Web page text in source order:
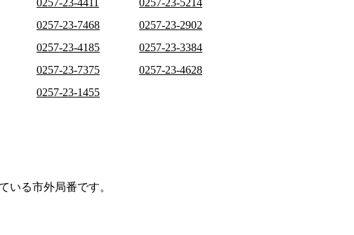
0257-23-7468
0257-23-2902
0257-23-4185
0257-23-3384
0257-23-7375
0257-23-4628
0257-23-1455
いる市外局番です。